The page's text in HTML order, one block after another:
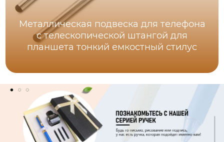
Металлическая подвеска для телефона
с телескопической штангой для
планшета тонкий емкостный стилус